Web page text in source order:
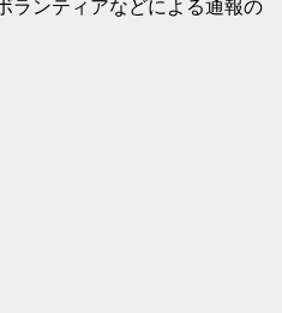
ランティアなどによる通報の